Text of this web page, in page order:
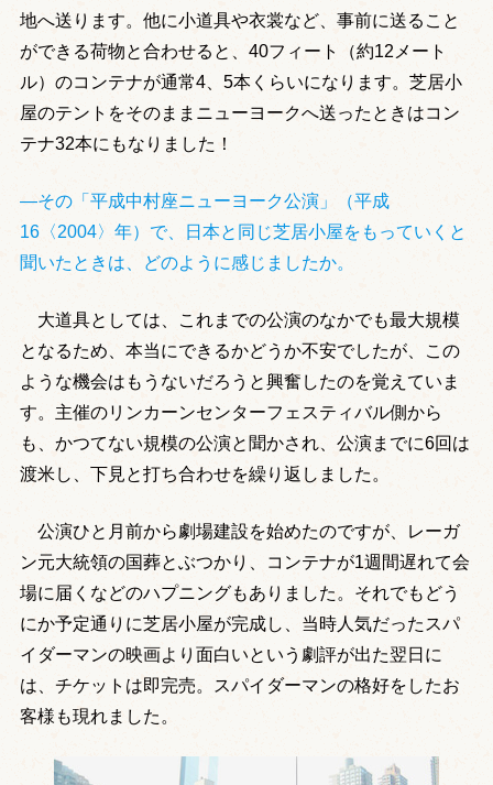
地へ送ります。他に小道具や衣裳など、事前に送ること
ができる荷物と合わせると、40フィート（約12メート
ル）のコンテナが通常4、5本くらいになります。芝居小
屋のテントをそのままニューヨークへ送ったときはコン
テナ32本にもなりました！
―その「平成中村座ニューヨーク公演」（平成
16〈2004〉年）で、日本と同じ芝居小屋をもっていくと
聞いたときは、どのように感じましたか。
大道具としては、これまでの公演のなかでも最大規模
となるため、本当にできるかどうか不安でしたが、この
ような機会はもうないだろうと興奮したのを覚えていま
す。主催のリンカーンセンターフェスティバル側から
も、かつてない規模の公演と聞かされ、公演までに6回は
渡米し、下見と打ち合わせを繰り返しました。
公演ひと月前から劇場建設を始めたのですが、レーガ
ン元大統領の国葬とぶつかり、コンテナが1週間遅れて会
場に届くなどのハプニングもありました。それでもどう
にか予定通りに芝居小屋が完成し、当時人気だったスパ
イダーマンの映画より面白いという劇評が出た翌日に
は、チケットは即完売。スパイダーマンの格好をしたお
客様も現れました。